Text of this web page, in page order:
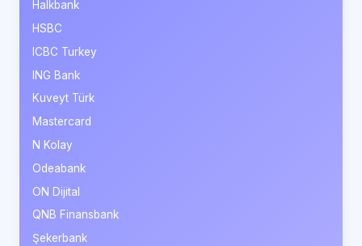
Halkbank
HSBC
ICBC Turkey
ING Bank
Kuveyt Türk
Mastercard
N Kolay
Odeabank
ON Dijital
QNB Finansbank
Şekerbank